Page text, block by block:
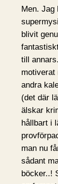
Men. Jag
blivit
till
motiverat
andra
(det där
älskar
hållbart i
man nu
sådant
böcker..!